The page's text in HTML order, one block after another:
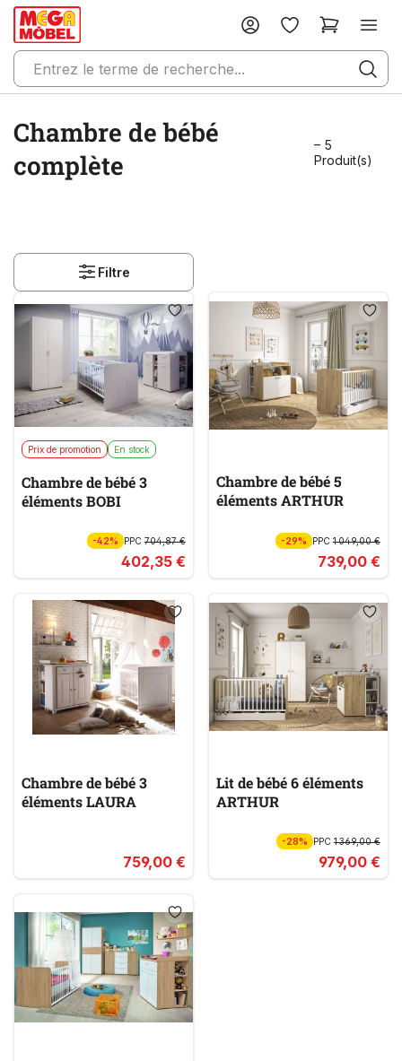
Chambre de bébé
complète
– 5
Produit(s)
Filtre
Prix de promotion En stock
Chambre de bébé 3
éléments BOBI
-42% PPC 704,87 €
402,35 €
Chambre de bébé 5
éléments ARTHUR
-29% PPC1 049,00 €
739,00 €
Chambre de bébé 3
éléments LAURA
759,00 €
Lit de bébé 6 éléments
ARTHUR
-28% PPC1 369,00 €
979,00 €